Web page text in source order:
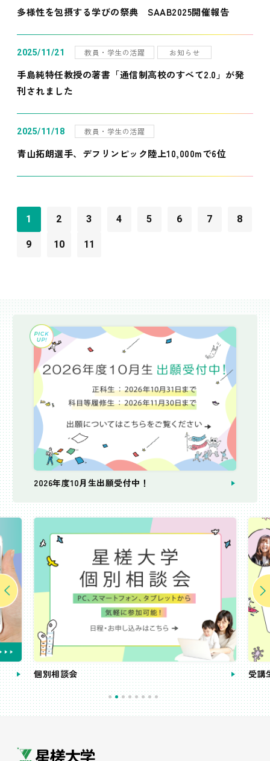
多様性を包摂する学びの祭典 SAAB2025開催報告
2025/11/21 教員・学生の活躍 お知らせ
手島純特任教授の著書「通信制高校のすべて2.0」が発
刊されました
2025/11/18 教員・学生の活躍
青山拓朗選手、デフリンピック陸上10,000mで6位
1 2 3 4 5 6 7 8
9 10 11
2026年度10月生出願受付中！
個別相談会 受講